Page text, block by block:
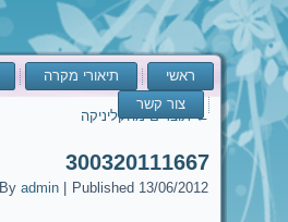
ראשי תיאורי מקרה
צור קשר
←תוצרים מהקליניקה
300320111667
Published 13/06/2012
By admin